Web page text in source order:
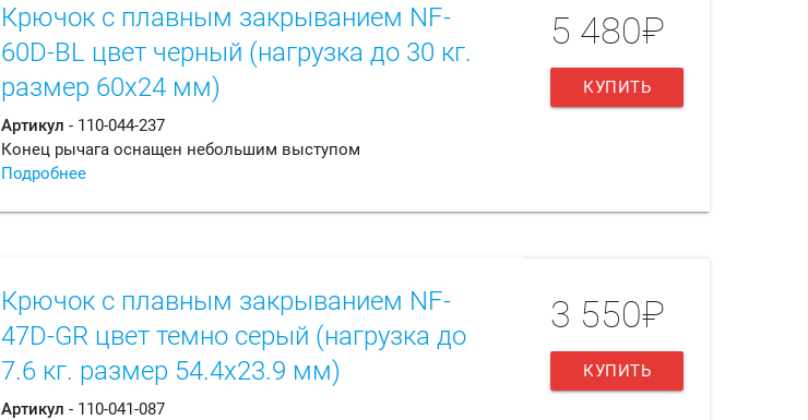
Крючок с плавным закрыванием NF-
60D-BL цвет черный (нагрузка до 30 кг.
размер 60х24 мм)
Артикул - 110-044-237
Конец рычага оснащен небольшим выступом
Подробнее
5 480₽
КУПИТЬ
Крючок с плавным закрыванием NF-
47D-GR цвет темно серый (нагрузка до
7.6 кг. размер 54.4х23.9 мм)
Артикул - 110-041-087
3 550₽
КУПИТЬ